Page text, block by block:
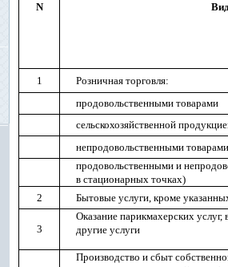
N
1
Розничная торговля:
продовольственными товарами
сельскохозяйственной
непродовольственными товарами
продовольственными и
в стационарных точках)
2
Бытовые услуги, кроме
3
Оказание парикмахерских
другие услуги
Производство и сбыт